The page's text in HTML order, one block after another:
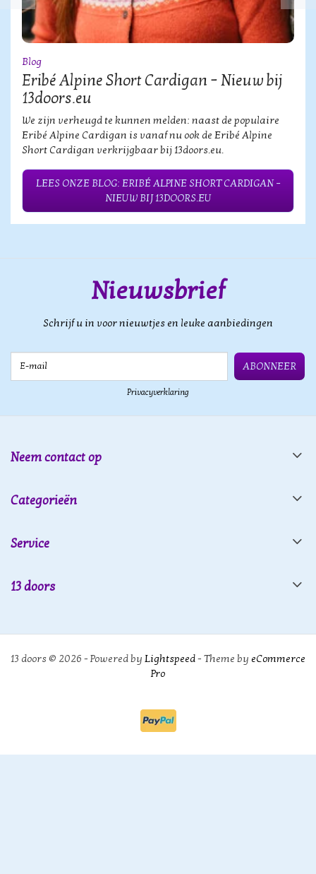
Blog
Eribé Alpine Short Cardigan – Nieuw bij
13doors.eu
We zijn verheugd te kunnen melden: naast de populaire
Eribé Alpine Cardigan is vanaf nu ook de Eribé Alpine
Short Cardigan verkrijgbaar bij 13doors.eu.
LEES ONZE BLOG: ERIBÉ ALPINE SHORT CARDIGAN –
NIEUW BIJ 13DOORS.EU
Nieuwsbrief
Schrijf u in voor nieuwtjes en leuke aanbiedingen
ABONNEER
Privacyverklaring
Neem contact op
Categorieën
Service
13 doors
13 doors © 2026 - Powered by Lightspeed- Theme by eCommerce
Pro